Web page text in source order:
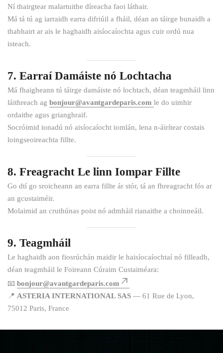
Ní thairgtear malartuithe díreacha faoi láthair.
Má tá tú ag iarraidh earra difriúil a fháil, déan an táirge bunaidh a
thabhairt ar ais le haghaidh aisíocaíochta agus cuir ordú nua
isteach.
7. Earraí Damáiste nó Lochtacha
Má fhaigheann tú táirge damáiste nó lochtach, déan teagmháil linn
láithreach ag bonjour@avantgardeparis.com le do uimhir
ordaithe agus grianghraif.
Socróimid ionadú nó aisíocaíocht iomlán, lena n-áirítear costais
loingseoireachta fillte.
8. Freagracht Le linn Iompar Fillte
Go dtí go sroicheann an earra fillte ár stór, tá an fhreagracht fós ar
an gcustaiméir.
Molaimid an cruthúnas poist nó admháil rianaithe a choinneáil.
9. Teagmháil
Le haghaidh aon fiosrúchán maidir le haisíocaíochtaí nó filleadh,
déan teagmháil le Foireann Cúraim Custaiméara:
📧 bonjour@avantgardeparis.com
📍 ASTERIA INTERNATIONAL SAS — 61 Rue de Lyon,
75012 Paris, France